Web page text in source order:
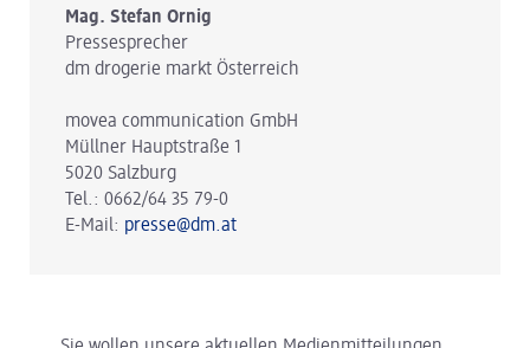
Mag. Stefan Ornig
Pressesprecher
dm drogerie markt Österreich
movea communication GmbH
Müllner Hauptstraße 1
5020 Salzburg
Tel.: 0662/64 35 79-0
E-Mail: presse@dm.at